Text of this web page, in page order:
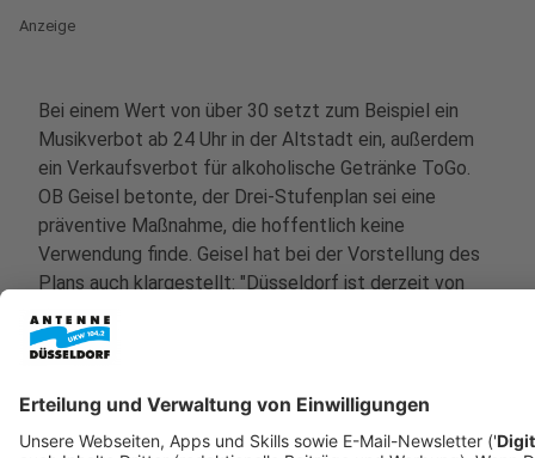
Anzeige
Bei einem Wert von über 30 setzt zum Beispiel ein
Musikverbot ab 24 Uhr in der Altstadt ein, außerdem
ein Verkaufsverbot für alkoholische Getränke ToGo.
OB Geisel betonte, der Drei-Stufenplan sei eine
präventive Maßnahme, die hoffentlich keine
Verwendung finde. Geisel hat bei der Vorstellung des
Plans auch klargestellt: "Düsseldorf ist derzeit von
einem kritischen Wert noch weit entfernt - wir dürfen
in unserer Aufmerksamkeit aber jetzt nicht nachlassen,
lag am Abend bei unter 9.
https://www.duesseldorf.de/aktuelles/news/